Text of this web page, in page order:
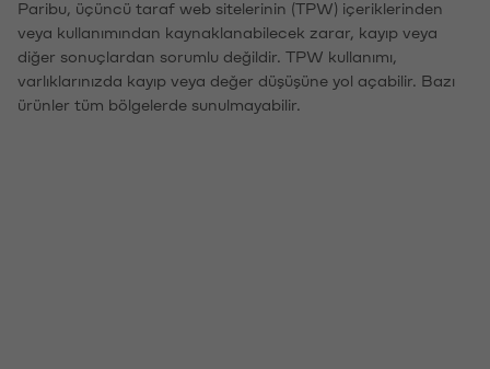
Paribu, üçüncü taraf web sitelerinin (TPW) içeriklerinden
veya kullanımından kaynaklanabilecek zarar, kayıp veya
diğer sonuçlardan sorumlu değildir. TPW kullanımı,
varlıklarınızda kayıp veya değer düşüşüne yol açabilir. Bazı
ürünler tüm bölgelerde sunulmayabilir.